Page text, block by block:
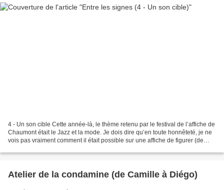
4 - Un son cible Cette année-là, le thème retenu par le festival de l’affiche de
Chaumont était le Jazz et la mode. Je dois dire qu’en toute honnêteté, je ne
vois pas vraiment comment il était possible sur une affiche de figurer (de
Atelier de la condamine (de Camille à Diégo)